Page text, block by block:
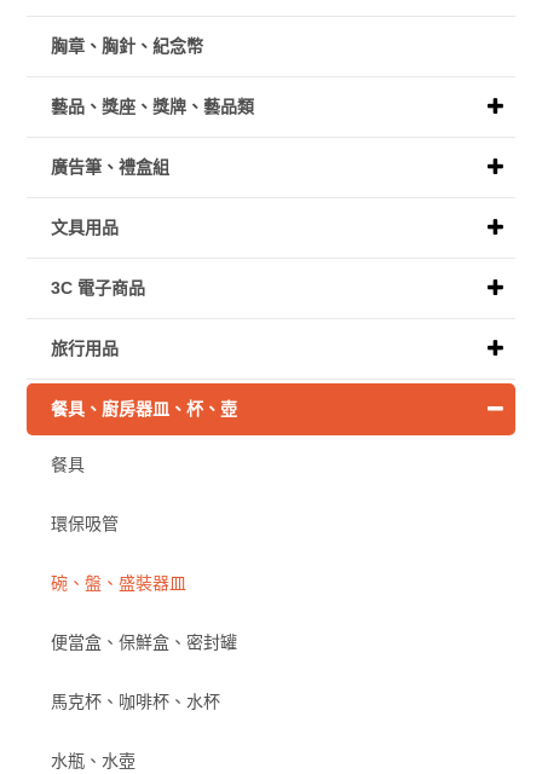
胸章、胸針、紀念幣
藝品、獎座、獎牌、藝品類
廣告筆、禮盒組
文具用品
3C 電子商品
旅行用品
餐具、廚房器皿、杯、壺
餐具
環保吸管
碗、盤、盛裝器皿
便當盒、保鮮盒、密封罐
馬克杯、咖啡杯、水杯
水瓶、水壺